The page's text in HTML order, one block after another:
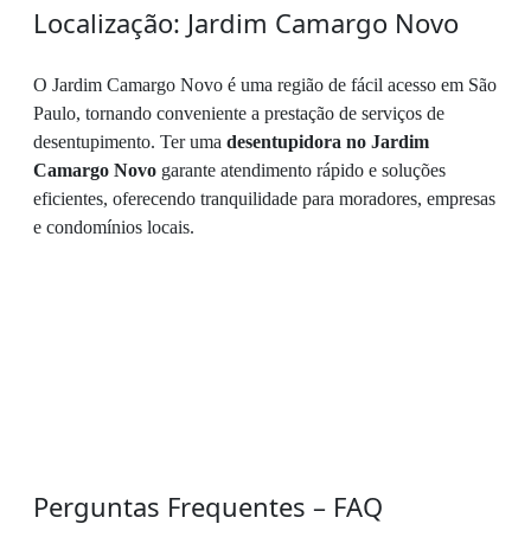
Localização: Jardim Camargo Novo
O Jardim Camargo Novo é uma região de fácil acesso em São
Paulo, tornando conveniente a prestação de serviços de
desentupimento. Ter uma desentupidora no Jardim
Camargo Novo garante atendimento rápido e soluções
eficientes, oferecendo tranquilidade para moradores, empresas
e condomínios locais.
Perguntas Frequentes – FAQ